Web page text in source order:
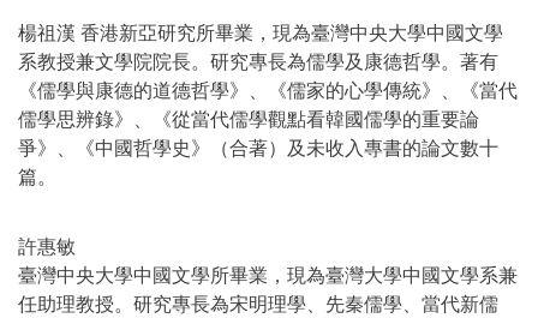
楊祖漢 香港新亞研究所畢業，現為臺灣中央大學中國文學
系教授兼文學院院長。研究專長為儒學及康德哲學。著有
《儒學與康德的道德哲學》、《儒家的心學傳統》、《當代
儒學思辨錄》、《從當代儒學觀點看韓國儒學的重要論
爭》、《中國哲學史》（合著）及未收入專書的論文數十
篇。
許惠敏
臺灣中央大學中國文學所畢業，現為臺灣大學中國文學系兼
任助理教授。研究專長為宋明理學、先秦儒學、當代新儒